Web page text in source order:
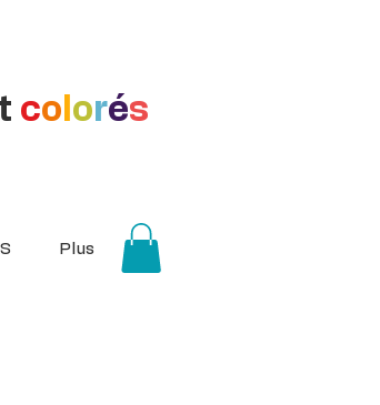
co orés
Plus